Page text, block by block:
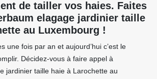
de tailler vos haies. Faites
elagage jardinier taille
au Luxembourg !
une fois par an et aujourd’hui c’est le
Décidez-vous à faire appel à
jardinier taille haie à Larochette au